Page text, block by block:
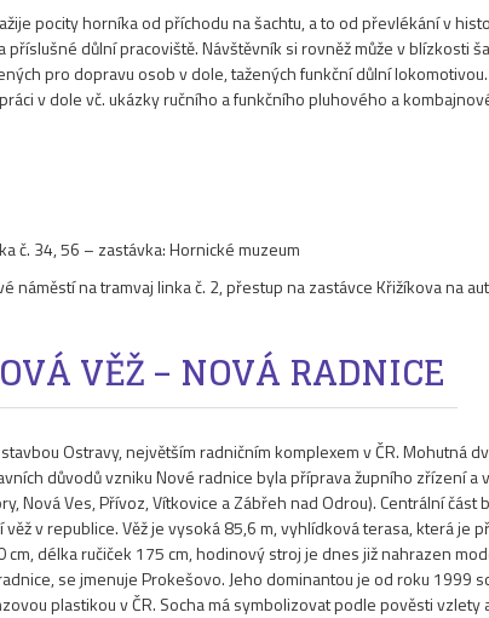
pocity horníka od příchodu na šachtu, a to od převlékání v
důlní pracoviště. Návštěvník si rovněž může v blízkosti
pro dopravu osob v dole, tažených funkční důlní
v dole vč. ukázky ručního a funkčního pluhového a
č. 34, 56 – zastávka: Hornické muzeum
náměstí na tramvaj linka č. 2, přestup na zastávce Křižíkova na
VĚŽ – NOVÁ RADNICE
Ostravy, největším radničním komplexem v ČR. Mohutná
důvodů vzniku Nové radnice byla příprava župního zřízení
Nová Ves, Přívoz, Vítkovice a Zábřeh nad Odrou). Centrální
v republice. Věž je vysoká 85,6 m, vyhlídková terasa, která je
cm, délka ručiček 175 cm, hodinový stroj je dnes již nahrazen
se jmenuje Prokešovo. Jeho dominantou je od roku 1999
plastikou v ČR. Socha má symbolizovat podle pověsti vzlety